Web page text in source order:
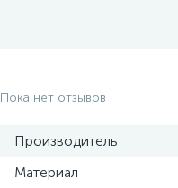
Пока нет отзывов
Производитель
Материал